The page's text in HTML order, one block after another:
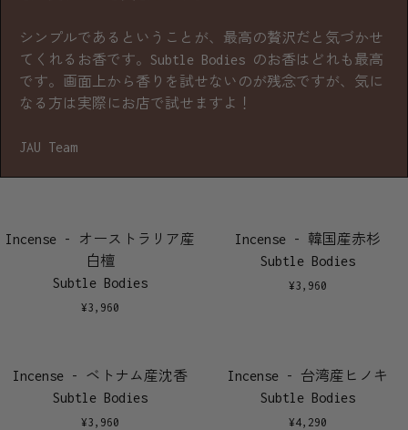
シンプルであるということが、最高の贅沢だと気づかせ
てくれるお香です。Subtle Bodies のお香はどれも最高
です。画面上から香りを試せないのが残念ですが、気に
なる方は実際にお店で試せますよ！
JAU Team
Incense - オーストラリア産
白檀
Subtle Bodies
¥3,960
Incense - 韓国産赤杉
Subtle Bodies
¥3,960
Incense - ベトナム産沈香
Subtle Bodies
¥3,960
Incense - 台湾産ヒノキ
Subtle Bodies
¥4,290